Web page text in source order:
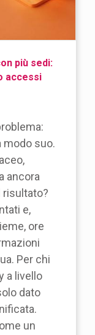
più sedi:
accessi
modo suo.
ancora
e,
ore
Per chi
a livello
dato
un